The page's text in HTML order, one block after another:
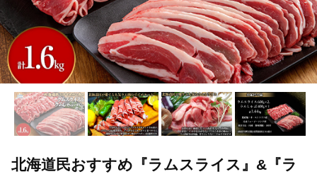
北海道民おすすめ『ラムスライス』&『ラ